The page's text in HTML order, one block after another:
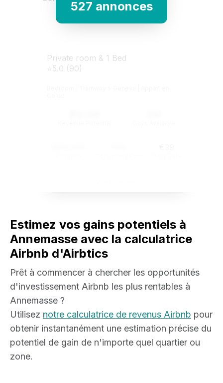
Private room & 1 Bed
⭐5.0 (90)
527 annonces
Estimez vos gains potentiels à
Annemasse avec la calculatrice
Airbnb d'Airbtics
Prêt à commencer à chercher les opportunités
d'investissement Airbnb les plus rentables à
Annemasse ?
Utilisez notre calculatrice de revenus Airbnb pour
obtenir instantanément une estimation précise du
potentiel de gain de n'importe quel quartier ou
zone.